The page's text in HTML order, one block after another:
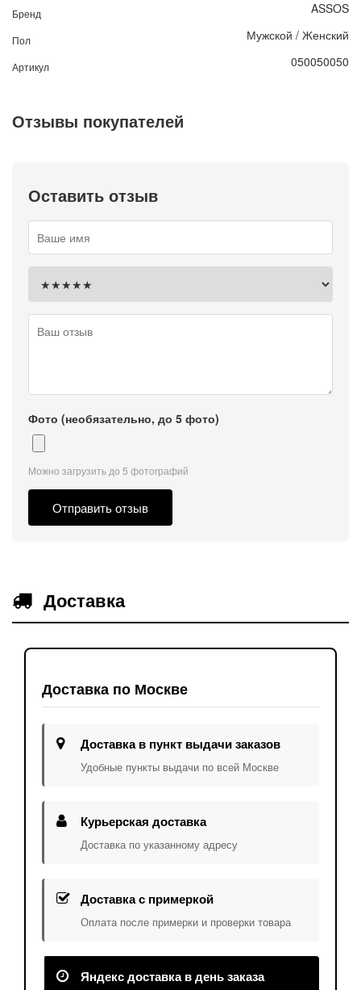
Бренд ASSOS
Пол Мужской / Женский
Артикул 050050050
Отзывы покупателей
Оставить отзыв
Фото (необязательно, до 5 фото)
Можно загрузить до 5 фотографий
Отправить отзыв
Доставка
Доставка по Москве
Доставка в пункт выдачи заказов
Удобные пункты выдачи по всей Москве
Курьерская доставка
Доставка по указанному адресу
Доставка с примеркой
Оплата после примерки и проверки товара
Яндекс доставка в день заказа